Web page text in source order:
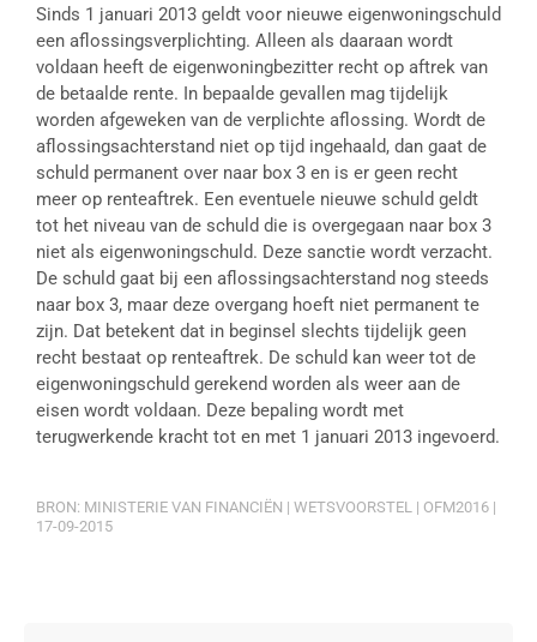
Sinds 1 januari 2013 geldt voor nieuwe eigenwoningschuld
een aflossingsverplichting. Alleen als daaraan wordt
voldaan heeft de eigenwoningbezitter recht op aftrek van
de betaalde rente. In bepaalde gevallen mag tijdelijk
worden afgeweken van de verplichte aflossing. Wordt de
aflossingsachterstand niet op tijd ingehaald, dan gaat de
schuld permanent over naar box 3 en is er geen recht
meer op renteaftrek. Een eventuele nieuwe schuld geldt
tot het niveau van de schuld die is overgegaan naar box 3
niet als eigenwoningschuld. Deze sanctie wordt verzacht.
De schuld gaat bij een aflossingsachterstand nog steeds
naar box 3, maar deze overgang hoeft niet permanent te
zijn. Dat betekent dat in beginsel slechts tijdelijk geen
recht bestaat op renteaftrek. De schuld kan weer tot de
eigenwoningschuld gerekend worden als weer aan de
eisen wordt voldaan. Deze bepaling wordt met
terugwerkende kracht tot en met 1 januari 2013 ingevoerd.
BRON: MINISTERIE VAN FINANCIËN | WETSVOORSTEL | OFM2016 |
17-09-2015